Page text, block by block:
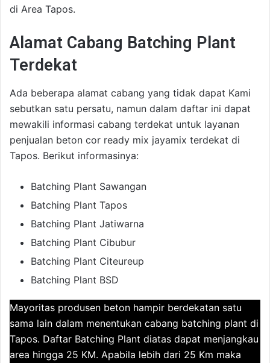
di Area Tapos.
Alamat Cabang Batching Plant
Terdekat
Ada beberapa alamat cabang yang tidak dapat Kami
sebutkan satu persatu, namun dalam daftar ini dapat
mewakili informasi cabang terdekat untuk layanan
penjualan beton cor ready mix jayamix terdekat di
Tapos. Berikut informasinya:
Batching Plant Sawangan
Batching Plant Tapos
Batching Plant Jatiwarna
Batching Plant Cibubur
Batching Plant Citeureup
Batching Plant BSD
Mayoritas produsen beton hampir berdekatan satu
sama lain dalam menentukan cabang batching plant di
Tapos. Daftar Batching Plant diatas dapat menjangkau
area hingga 25 KM. Apabila lebih dari 25 Km maka